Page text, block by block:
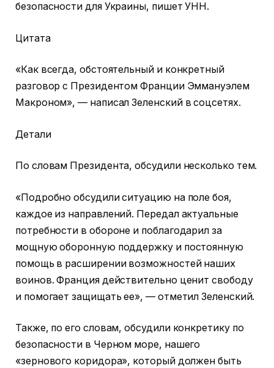
безопасности для Украины, пишет УНН.
Цитата
«Как всегда, обстоятельный и конкретный
разговор с Президентом Франции Эммануэлем
Макроном», — написал Зеленский в соцсетях.
Детали
По словам Президента, обсудили несколько тем.
«Подробно обсудили ситуацию на поле боя,
каждое из направлений. Передал актуальные
потребности в обороне и поблагодарил за
мощную оборонную поддержку и постоянную
помощь в расширении возможностей наших
воинов. Франция действительно ценит свободу
и помогает защищать ее», — отметил Зеленский.
Также, по его словам, обсудили конкретику по
безопасности в Черном море, нашего
«зернового коридора», который должен быть